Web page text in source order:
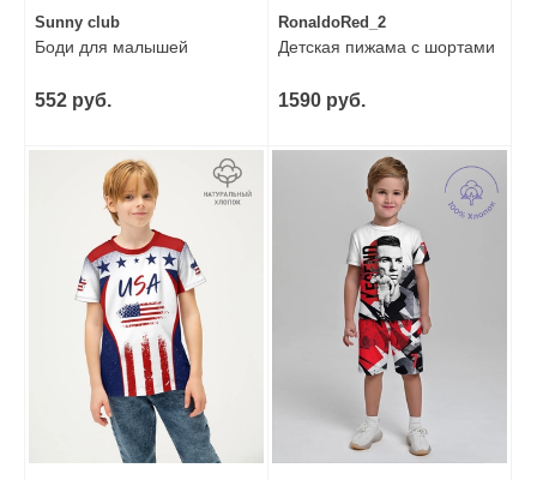
Sunny club
Боди для малышей
552 руб.
RonaldoRed_2
Детская пижама с шортами
1590 руб.